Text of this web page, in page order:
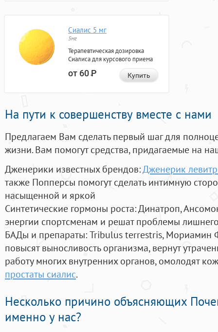
Сиалис 5 мг
5мг
Терапевтическая дозировка
Сиалиса для курсового приема
от 60Р Купить
На пути к совершенству вместе с нами
Предлагаем Вам сделать первый шаг для
жизни. Вам помогут средства, придагаемые на
Дженерики известных брендов:Дженерик
также Попперсы помогут сделать интимную
насыщенной и яркой
Синтетические гормоны роста: Динатроп,
энергии спортсменам и решат проблемы
БАДы и препараты:Tribulus terrestris, Мориамин
повысят выносливость организма, вернут
работу многих внутренних органов, омолодят
простаты сиалис.
Несколько причино объясняющих
именно у нас?